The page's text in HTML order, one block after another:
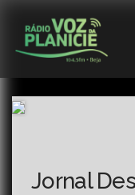
Jornal